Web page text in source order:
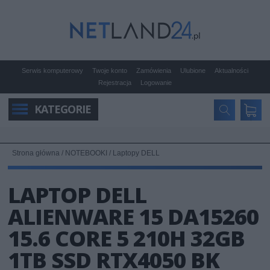
Serwis komputerowy Twoje konto Zamówienia Ulubione
Aktualności
Rejestracja
Logowanie
KATEGORIE
Strona główna / NOTEBOOKI / Laptopy DELL
LAPTOP DELL
ALIENWARE 15 DA15260
15.6 CORE 5 210H 32GB
1TB SSD RTX4050 BK